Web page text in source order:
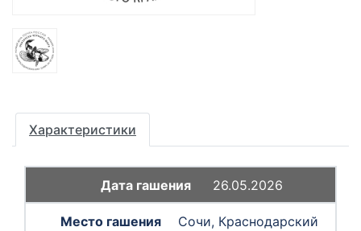
Характеристики
26.05.2026
Сочи, Краснодарский